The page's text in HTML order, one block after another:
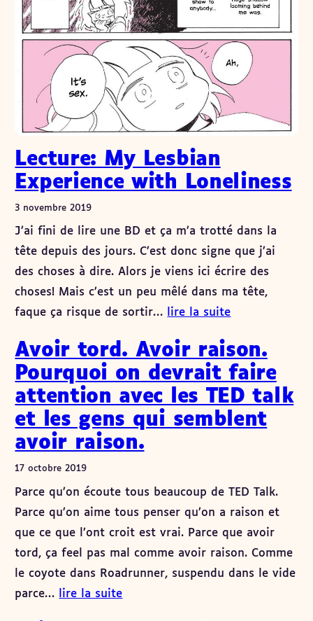
Lecture: My Lesbian
Experience with Loneliness
3 novembre 2019
J’ai fini de lire une BD et ça m’a trotté dans la
tête depuis des jours. C’est donc signe que j’ai
des choses à dire. Alors je viens ici écrire des
choses! Mais c’est un peu mêlé dans ma tête,
faque ça risque de sortir…
lire la suite
Avoir tord. Avoir raison.
Pourquoi on devrait faire
attention avec les TED talk
et les gens qui semblent
avoir raison.
17 octobre 2019
Parce qu’on écoute tous beaucoup de TED Talk.
Parce qu’on aime tous penser qu’on a raison et
que ce que l’ont croit est vrai. Parce que avoir
tord, ça feel pas mal comme avoir raison. Comme
le coyote dans Roadrunner, suspendu dans le vide
parce…
lire la suite